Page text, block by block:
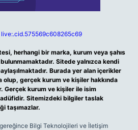
herhangi bir marka, kurum veya şahıs
Sitede yalnızca kendi
Burada yer alan içerikler
olup, gerçek kurum ve kişiler hakkında
Gerçek kurum ve kişiler ile isim
Sitemizdeki bilgiler taslak
taşımazlar.
Bilgi Teknolojileri ve İletişim